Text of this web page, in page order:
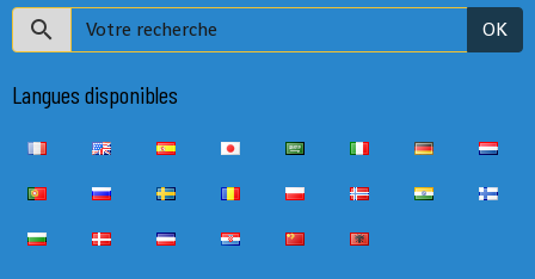
OK
Langues disponibles